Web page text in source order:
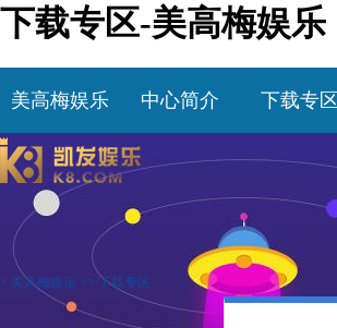
下载专区-美高梅娱乐
美高梅娱乐 中心简介 下载专区
> 美高梅娱乐 >> 下载专区